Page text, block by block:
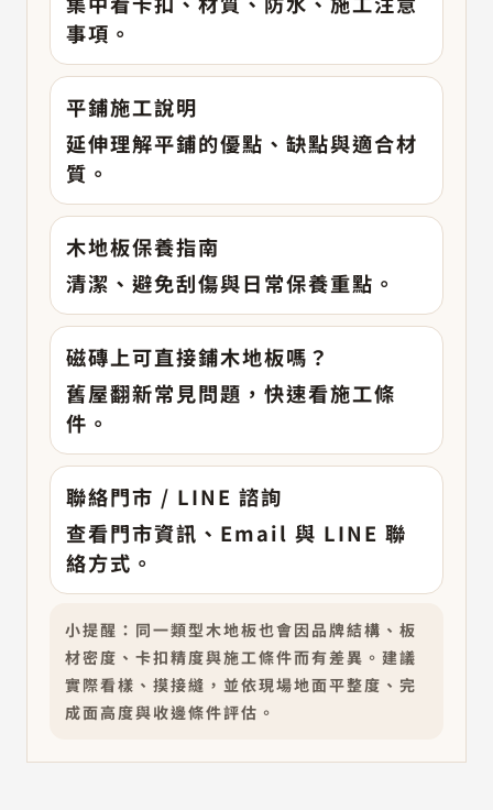
事項。
平鋪施工說明
延伸理解平鋪的優點、缺點與適合材
質。
木地板保養指南
清潔、避免刮傷與日常保養重點。
磁磚上可直接鋪木地板嗎？
舊屋翻新常見問題，快速看施工條
件。
聯絡門市 / LINE 諮詢
查看門市資訊、Email 與 LINE 聯
絡方式。
小提醒：同一類型木地板也會因品牌結構、板
材密度、卡扣精度與施工條件而有差異。建議
實際看樣、摸接縫，並依現場地面平整度、完
成面高度與收邊條件評估。